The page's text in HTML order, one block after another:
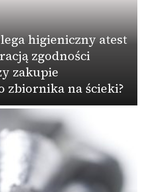
higieniczny atest
zgodności
zakupie
zbiornika na ścieki?